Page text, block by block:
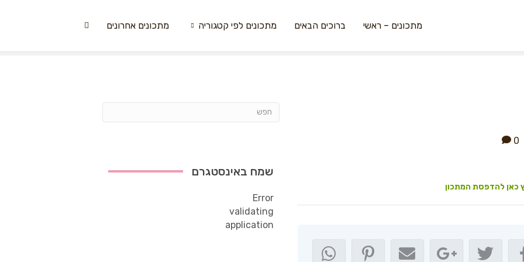
מתכונים – ראשי ברוכים הבאים מתכונים לפי קטגוריה מתכונים אחרונים
0
כאן להדפסת המתכון
שמח באינסטגרם
Error
validating
application